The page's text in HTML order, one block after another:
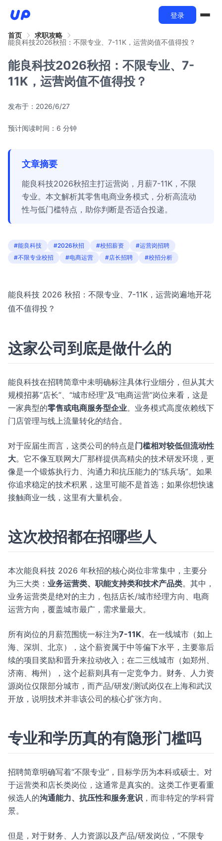
登录
首页
求职攻略
能良科技2026秋招：不限专业、7-11K，运营岗值不值得投？
能良科技2026秋招：不限专业、7-
11K，运营岗值不值得投？
发布于： 2026/6/27
预计阅读时间：6 分钟
文章摘要
能良科技2026秋招主打运营岗，月薪7-11K，不限
专业。本文解析其零售电商业务模式，分析高流动
性与低门槛特点，助你判断是否适合投递。
#能良科技 #2026秋招 #校招薪资
#运营岗招聘
#不限专业校招
#电商运营 #店长招聘 #校招分析
能良科技 2026 秋招：不限专业、7-11K，运营岗遍地开花
值不值得投？
这家公司到底是做什么的
能良科技在招聘简章中未明确标注具体行业细分，但从其大
规模招募“店长”、“城市经理”及“电商运营”岗位来看，这是
一家典型的零售或电商服务型企业。业务模式高度依赖线下
门店管理与线上流量转化的结合。
对于应届生而言，这类公司的特点是门槛相对较低但流动性
大。它不像互联网大厂那样提供高精尖的技术研发环境，更
像是一个锻炼执行力、沟通力和抗压能力的“练兵场”。如果
你追求稳定的技术积累，这里可能不是首选；如果你想快速
接触商业一线，这里有大量机会。
这次校招都在招哪些人
本次能良科技 2026 年秋招的核心岗位非常集中，主要分
为三大类： 业务运营类、职能支持类和技术产品类。其中，
业务运营类是绝对的主力，包括店长/城市经理方向、电商
运营方向，覆盖城市最广，需求量最大。
所有岗位的月薪范围统一标注为7-11K。在一线城市（如上
海、深圳、北京），这个薪资属于中等偏下水平，主要靠后
续的项目奖励和晋升来拉动收入；在二三线城市（如郑州、
济南、梅州），这个起薪则具有一定竞争力。财务、人力资
源岗位仅限部分城市，而产品/研发/测试岗仅在上海和武汉
开放，说明技术并非该公司的核心扩张方向。
专业和学历真的有隐形门槛吗
招聘简章明确写着“不限专业”，目标学历为本科或硕士。对
于运营类和店长类岗位，这通常是真实的。这类工作更看重
候选人的沟通能力、抗压性和服务意识 ，而非特定的学科背
景。
但是，对于财务、人力资源以及产品/研发岗位，“不限专